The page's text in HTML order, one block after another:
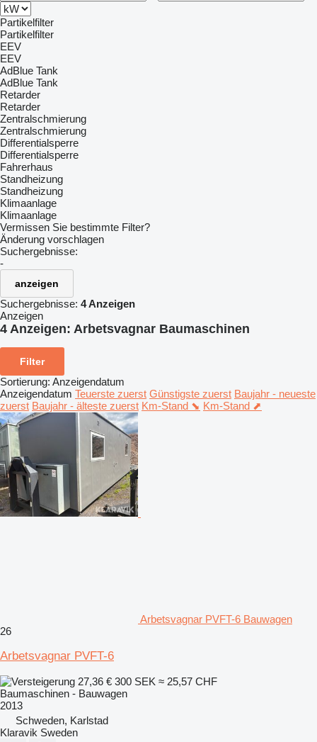
Partikelfilter
Partikelfilter
EEV
EEV
AdBlue Tank
AdBlue Tank
Retarder
Retarder
Zentralschmierung
Zentralschmierung
Differentialsperre
Differentialsperre
Fahrerhaus
Standheizung
Standheizung
Klimaanlage
Klimaanlage
Vermissen Sie bestimmte Filter?
Änderung vorschlagen
Suchergebnisse:
-
anzeigen
Suchergebnisse: 4 Anzeigen
Anzeigen
4 Anzeigen: Arbetsvagnar Baumaschinen
Filter
Sortierung: Anzeigendatum
Anzeigendatum Teuerste zuerst Günstigste zuerst Baujahr - neueste
zuerst Baujahr - älteste zuerst Km-Stand ⬊ Km-Stand ⬈
Arbetsvagnar PVFT-6 Bauwagen
26
Arbetsvagnar PVFT-6
27,36 € 300 SEK ≈ 25,57 CHF
Baumaschinen - Bauwagen
2013
Schweden, Karlstad
Klaravik Sweden